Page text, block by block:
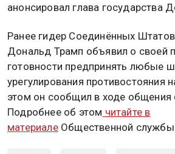
анонсировал глава государства
Ранее гидер Соединённых
Дональд Трамп объявил о своей
готовности предпринять любые
урегулирования противостояния
этом он сообщил в ходе общения
Подробнее об этом читайте в
материалеОбщественной службы